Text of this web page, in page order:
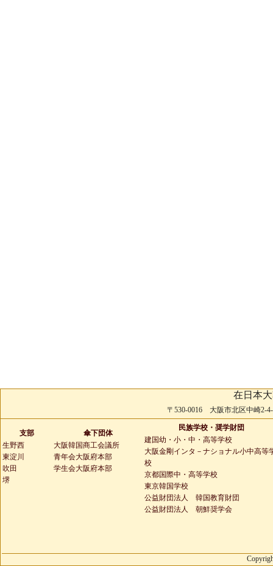
在日本
〒530-0016 大阪市北区中崎2-
支部
生野西
東淀川
吹田
堺
傘下団体
大阪韓国商工会議所
青年会大阪府本部
学生会大阪府本部
民族学校・奨学財団
建国幼・小・中・高等学校
大阪金剛インタ－ナショナル小中高等
校
京都国際中・高等学校
東京韓国学校
公益財団法人 韓国教育財団
公益財団法人 朝鮮奨学会